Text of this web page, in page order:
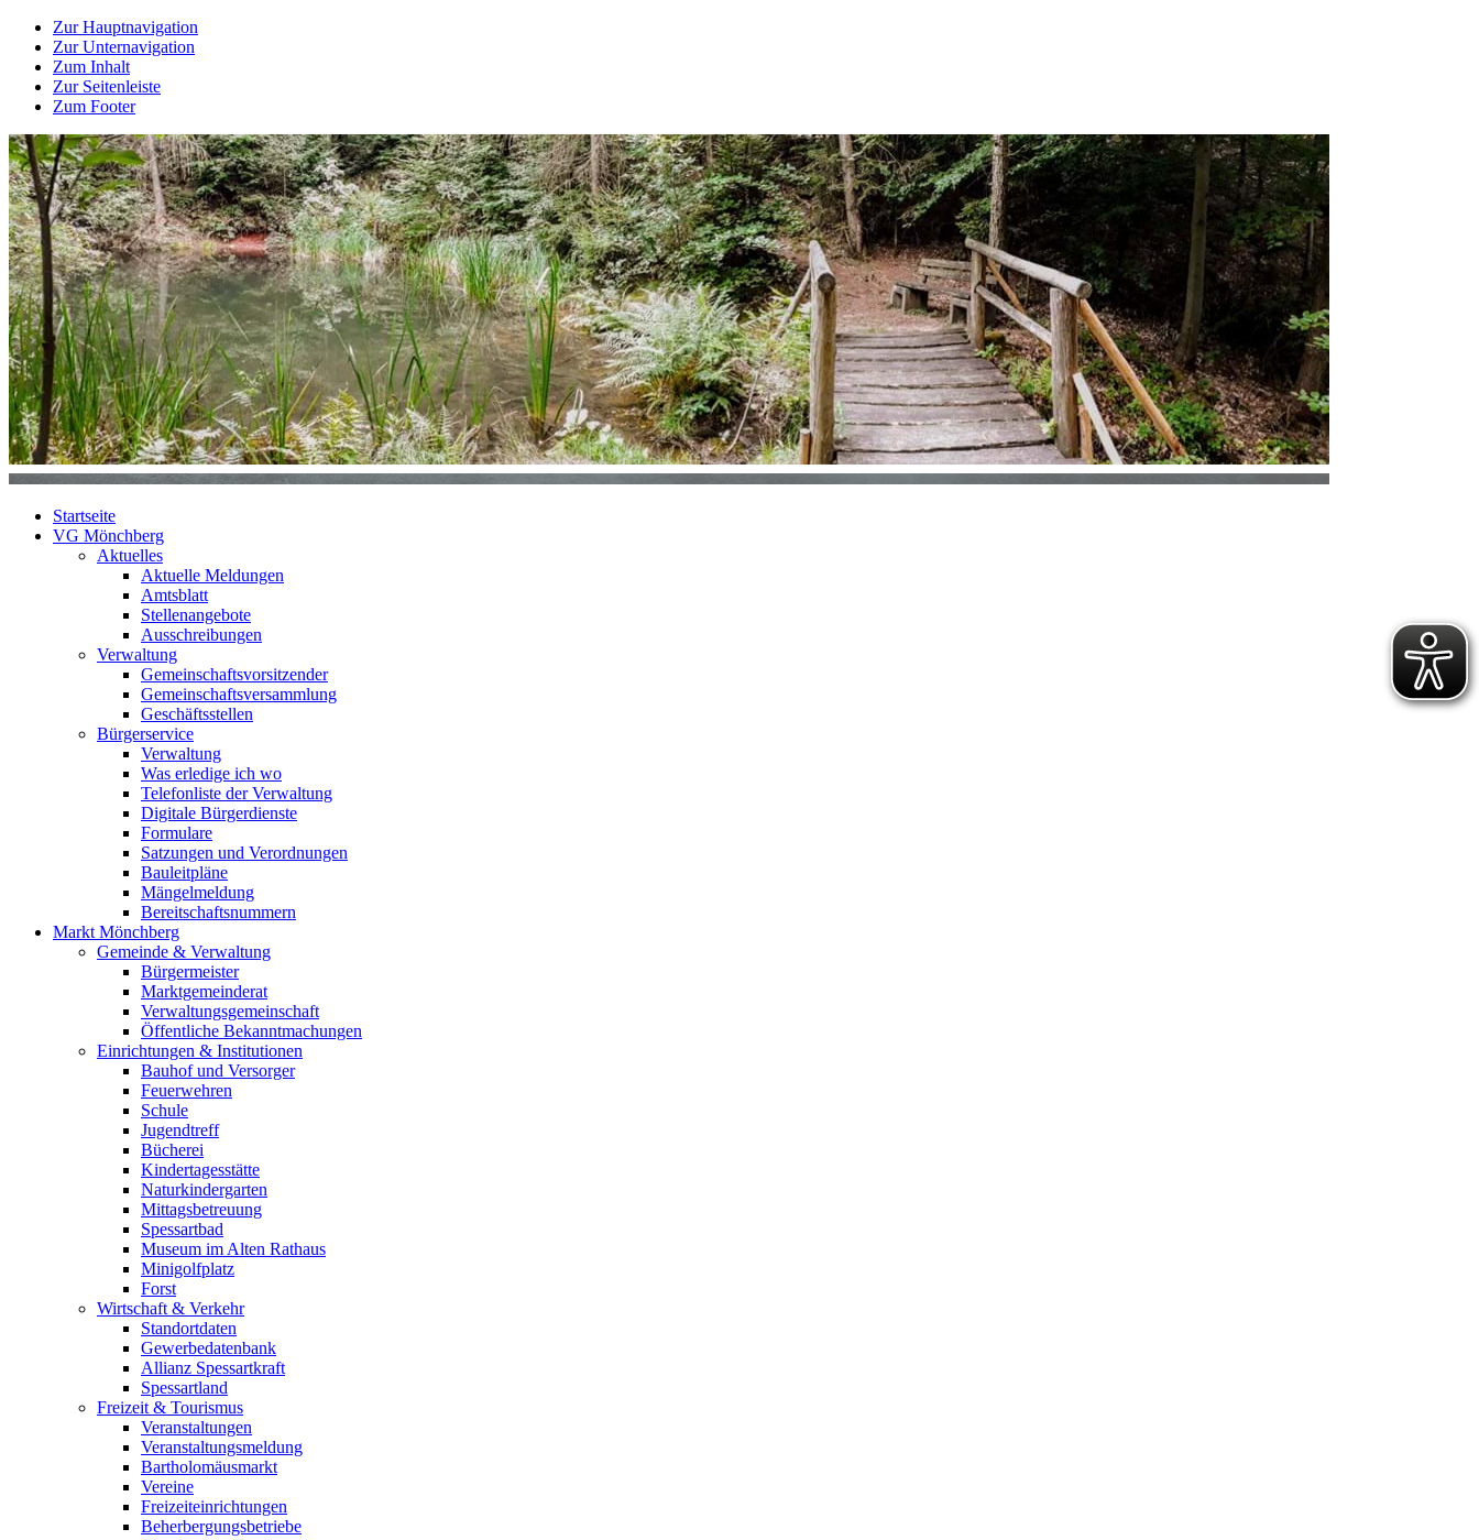
Zur Hauptnavigation
Zur Unternavigation
Zum Inhalt
Zur Seitenleiste
Zum Footer
Startseite
VG Mönchberg
Aktuelles
Aktuelle Meldungen
Amtsblatt
Stellenangebote
Ausschreibungen
Verwaltung
Gemeinschaftsvorsitzender
Gemeinschaftsversammlung
Geschäftsstellen
Bürgerservice
Verwaltung
Was erledige ich wo
Telefonliste der Verwaltung
Digitale Bürgerdienste
Formulare
Satzungen und Verordnungen
Bauleitpläne
Mängelmeldung
Bereitschaftsnummern
Markt Mönchberg
Gemeinde & Verwaltung
Bürgermeister
Marktgemeinderat
Verwaltungsgemeinschaft
Öffentliche Bekanntmachungen
Einrichtungen & Institutionen
Bauhof und Versorger
Feuerwehren
Schule
Jugendtreff
Bücherei
Kindertagesstätte
Naturkindergarten
Mittagsbetreuung
Spessartbad
Museum im Alten Rathaus
Minigolfplatz
Forst
Wirtschaft & Verkehr
Standortdaten
Gewerbedatenbank
Allianz Spessartkraft
Spessartland
Freizeit & Tourismus
Veranstaltungen
Veranstaltungsmeldung
Bartholomäusmarkt
Vereine
Freizeiteinrichtungen
Beherbergungsbetriebe